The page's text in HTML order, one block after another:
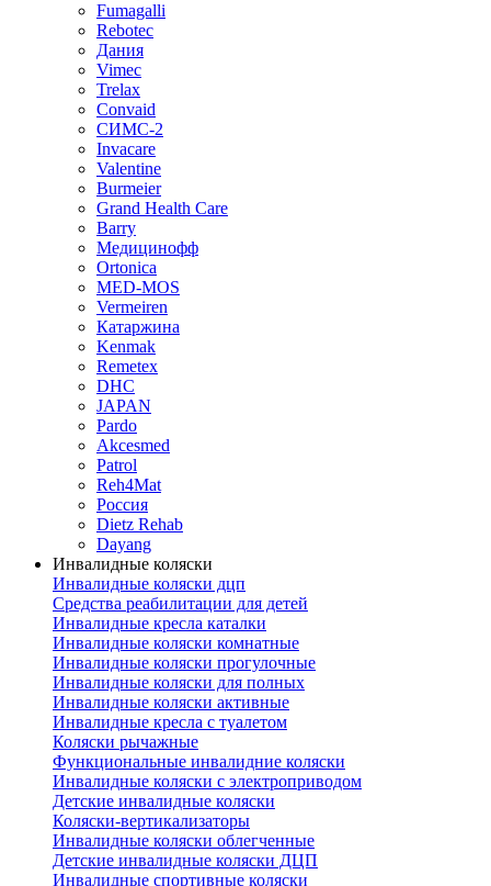
Fumagalli
Rebotec
Дания
Vimec
Trelax
Convaid
СИМС-2
Invacare
Valentine
Burmeier
Grand Health Care
Barry
Медицинофф
Ortonica
MED-MOS
Vermeiren
Катаржина
Kenmak
Remetex
DHC
JAPAN
Pardo
Akcesmed
Patrol
Reh4Mat
Россия
Dietz Rehab
Dayang
Инвалидные коляски
Инвалидные коляски дцп
Средства реабилитации для детей
Инвалидные кресла каталки
Инвалидные коляски комнатные
Инвалидные коляски прогулочные
Инвалидные коляски для полных
Инвалидные коляски активные
Инвалидные кресла с туалетом
Коляски рычажные
Функциональные инвалидние коляски
Инвалидные коляски с электроприводом
Детские инвалидные коляски
Коляски-вертикализаторы
Инвалидные коляски облегченные
Детские инвалидные коляски ДЦП
Инвалидные спортивные коляски